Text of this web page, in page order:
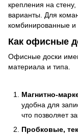
крепления на
варианты. Для
комбинированные
Как офисные
Офисные доски
материала и типа.
Магнитно-
удобна для
что позволяет
Пробковые,